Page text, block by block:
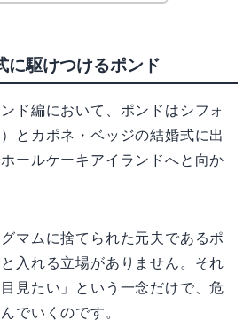
に駆けつけるポンド
ド編において、ポンドはシフォ
とカポネ・ベッジの結婚式に出
ールケーキアイランドへと向か
マムに捨てられた元夫であるポ
入れる立場がありません。それ
見たい」という一念だけで、危
でいくのです。